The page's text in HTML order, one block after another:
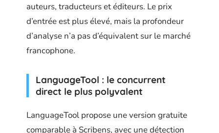
auteurs, traducteurs et éditeurs. Le prix
d’entrée est plus élevé, mais la profondeur
d’analyse n’a pas d’équivalent sur le marché
francophone.
LanguageTool : le concurrent
direct le plus polyvalent
LanguageTool propose une version gratuite
comparable à Scribens, avec une détection